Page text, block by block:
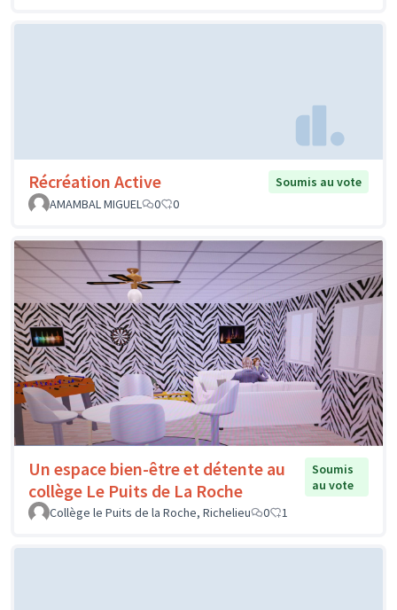
Récréation Active
Soumis au vote
AMAMBAL MIGUEL
0 0
Un espace bien-être et détente au
collège Le Puits de La Roche
Soumis
au vote
Collège le Puits de la Roche, Richelieu
0 1